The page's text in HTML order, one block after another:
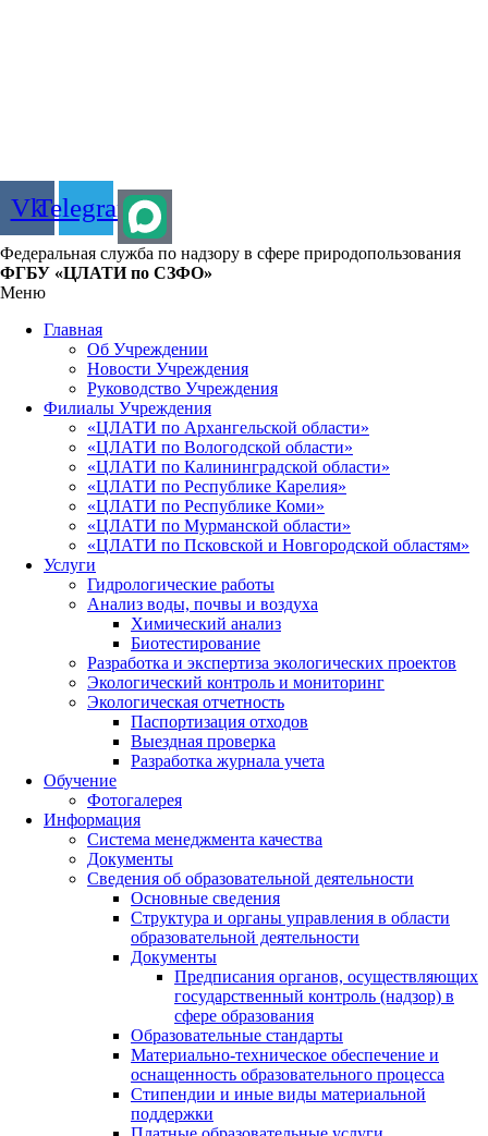
VkTelegram
Федеральная служба по надзору в сфере природопользования
ФГБУ «ЦЛАТИ по СЗФО»
Меню
Главная
Об Учреждении
Новости Учреждения
Руководство Учреждения
Филиалы Учреждения
«ЦЛАТИ по Архангельской области»
«ЦЛАТИ по Вологодской области»
«ЦЛАТИ по Калининградской области»
«ЦЛАТИ по Республике Карелия»
«ЦЛАТИ по Республике Коми»
«ЦЛАТИ по Мурманской области»
«ЦЛАТИ по Псковской и Новгородской областям»
Услуги
Гидрологические работы
Анализ воды, почвы и воздуха
Химический анализ
Биотестирование
Разработка и экспертиза экологических проектов
Экологический контроль и мониторинг
Экологическая отчетность
Паспортизация отходов
Выездная проверка
Разработка журнала учета
Обучение
Фотогалерея
Информация
Система менеджмента качества
Документы
Сведения об образовательной деятельности
Основные сведения
Структура и органы управления в области
образовательной деятельности
Документы
Предписания органов, осуществляющих
государственный контроль (надзор) в
сфере образования
Образовательные стандарты
Материально-техническое обеспечение и
оснащенность образовательного процесса
Стипендии и иные виды материальной
поддержки